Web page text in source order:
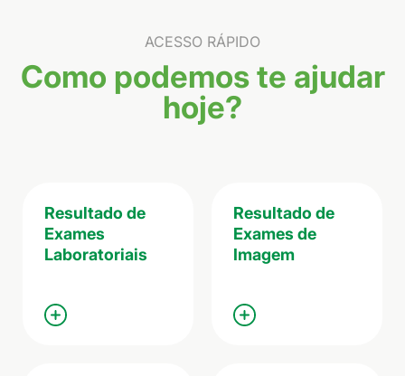
ACESSO RÁPIDO
Como podemos te ajudar
hoje?
Resultado de
Exames
Laboratoriais
Resultado de
Exames de
Imagem